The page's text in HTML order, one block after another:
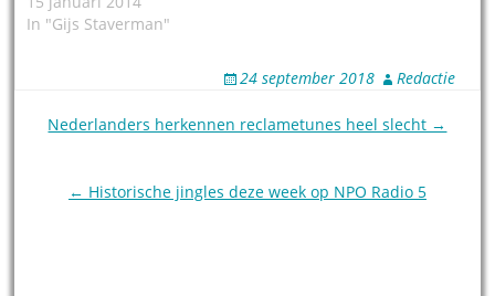
In "Gijs Staverman"
24 september 2018 Redactie
PostNederlanders herkennen reclametunes heel slecht →
← Historische jingles deze week op NPO Radio 5